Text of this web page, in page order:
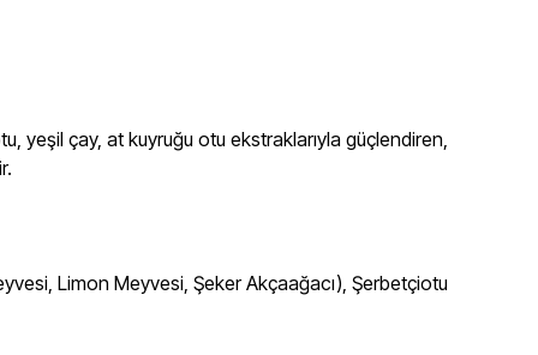
yeşil çay, at kuyruğu otu ekstraklarıyla güçlendiren,
Limon Meyvesi, Şeker Akçaağacı), Şerbetçiotu